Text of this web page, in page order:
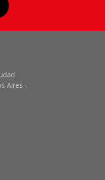
Aires -